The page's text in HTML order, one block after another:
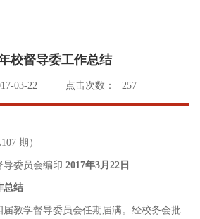
校督导委工作总结
03-22 点击次数： 257
期）
导委员会编印 2017年3月22日
总结
届教学督导委员会任期届满。经校务会批